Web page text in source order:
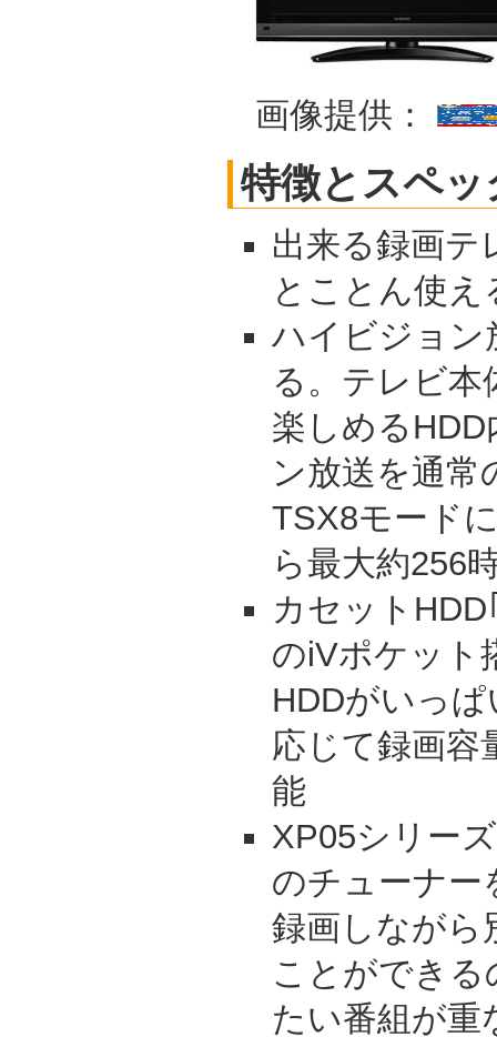
画像提供：
特徴とスペッ
出来る録画テ
とことん使え
ハイビジョン
る。テレビ本
楽しめる
ン放送を通常
TSX8モード
ら最大約256
カセット
のiVポケット
HDDがいっ
応じて録画容
能
XP05シリー
のチューナー
録画しながら
ことができる
たい番組が重